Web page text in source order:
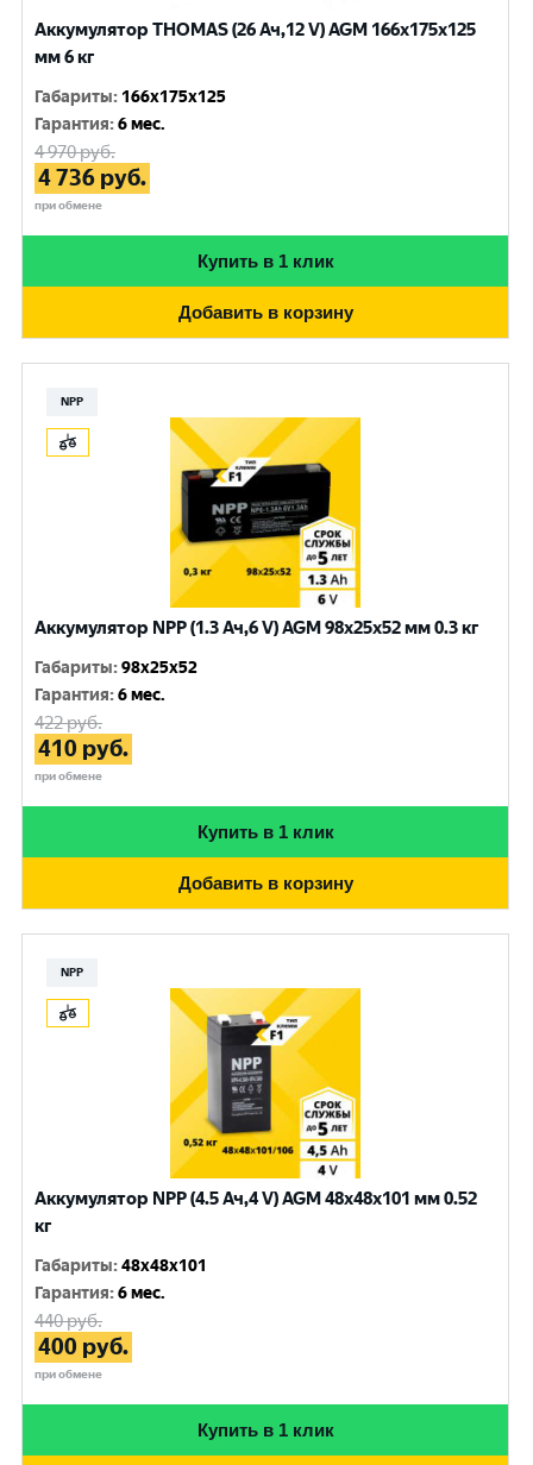
Аккумулятор THOMAS (26 Ач,12 V) AGM 166x175x125
мм 6 кг
Габариты: 166x175x125
Гарантия:6 мес.
4 970руб.
4 736 руб.
при обмене
Купить в 1 клик
Добавить в корзину
NPP
Аккумулятор NPP (1.3 Ач,6 V) AGM 98x25x52 мм 0.3 кг
Габариты:98x25x52
Гарантия:6 мес.
422руб.
410 руб.
при обмене
Купить в 1 клик
Добавить в корзину
NPP
Аккумулятор NPP (4.5 Ач,4 V) AGM 48x48x101 мм 0.52
кг
Габариты:48x48x101
Гарантия:6 мес.
440руб.
400 руб.
при обмене
Купить в 1 клик